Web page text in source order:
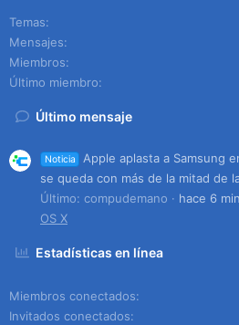
Temas
Mensajes
Miembros
Último miembro
Último mensaje
Noticia
Apple aplasta a Samsung
se queda con más de la mitad de
Último: compudemano
hace 6
OS X
Estadísticas en línea
Miembros conectados
Invitados conectados